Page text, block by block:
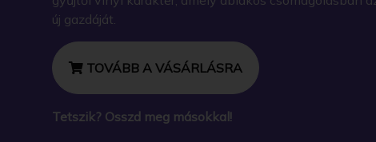
új gazdáját.
TOVÁBB A VÁSÁRLÁSRA
Tetszik? Osszd meg másokkal!